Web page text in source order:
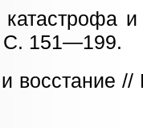
С. 151—199.
восстание